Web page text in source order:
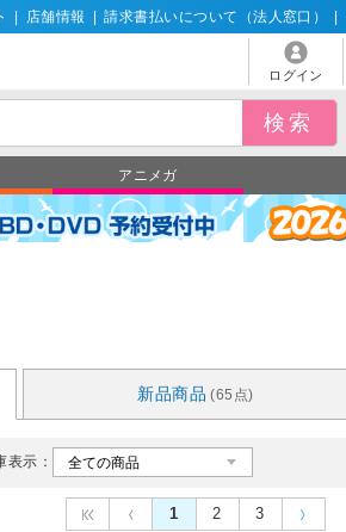
店舗情報 請求書払いについて（法人窓口）
ログイン
アニメガ
新品商品 (65点)
表示：
1 2 3